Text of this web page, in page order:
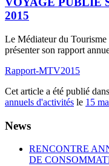
2015
Le Médiateur du Tourisme
présenter son rapport
Rapport-MTV2015
Cet article a été publié dans
annuels d'activités le 15
News
RENCONTRE
DE